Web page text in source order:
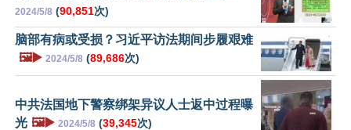
2024/5/8 (90,851次)
脑部有病或受损？习近平访法期间步履艰难
🖼️▶️ 2024/5/8 (89,686次)
中共法国地下警察绑架异议人士返中过程曝
光 🖼️▶️ 2024/5/8 (39,345次)